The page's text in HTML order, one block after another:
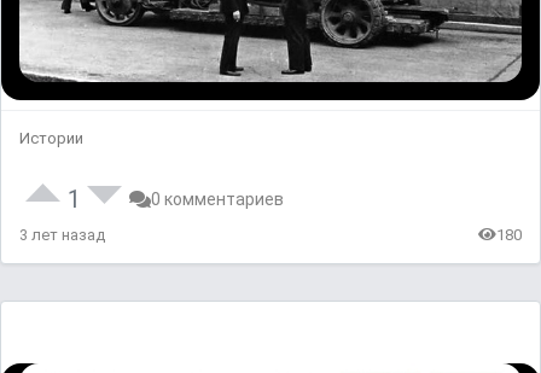
Истории
1 0 комментариев
3 лет назад 180